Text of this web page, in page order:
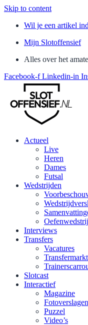
Skip to content
Wil je een artikel
Mijn Slotoffensief
Alles over het
Facebook-f Linkedin-in
Actueel
Live
Heren
Dames
Futsal
Wedstrijden
Interviews
Transfers
Vacatures
Slotcast
Interactief
Magazine
Fotoverslagen
Puzzel
Video’s